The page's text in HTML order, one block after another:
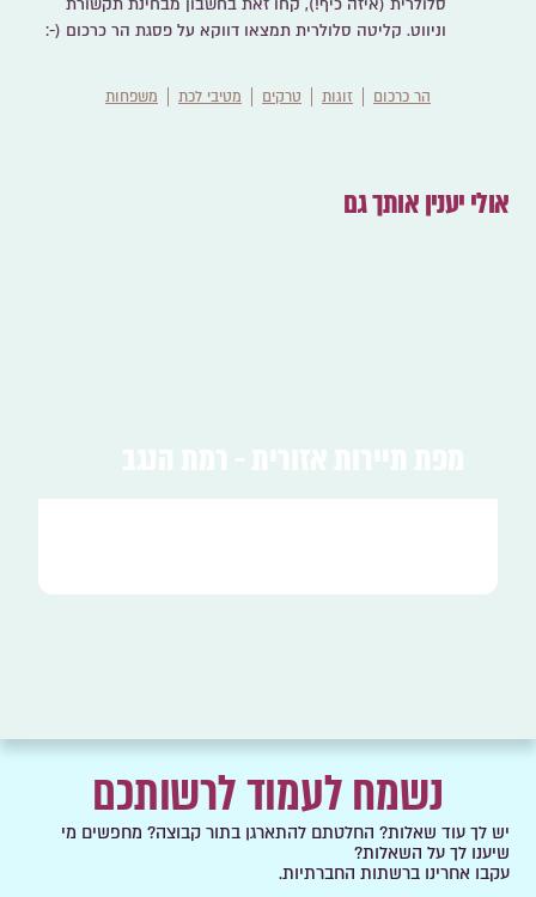
סלולרית (איזה כיף!), קחו זאת בחשבון מבחינת תקשורת
וניווט. קליטה סלולרית תמצאו דווקא על פסגת הר כרכום (-:
הר כרכום זוגות טרקים מטיבי לכת משפחות
אולי יענין אותך גם
מפת תיירות אזורית - רמת הנגב
נשמח לעמוד לרשותכם
יש לך עוד שאלות? החלטתם להתארגן בתור קבוצה? מחפשים מי
שיענו לך על השאלות?
עקבו אחרינו ברשתות החברתיות.